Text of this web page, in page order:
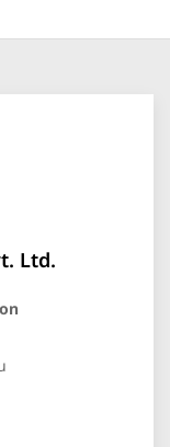
Ltd.